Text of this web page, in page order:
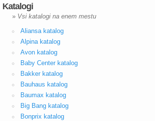
Katalogi
» Vsi katalogi na enem mestu
Aliansa katalog
Alpina katalog
Avon katalog
Baby Center katalog
Bakker katalog
Bauhaus katalog
Baumax katalog
Big Bang katalog
Bonprix katalog